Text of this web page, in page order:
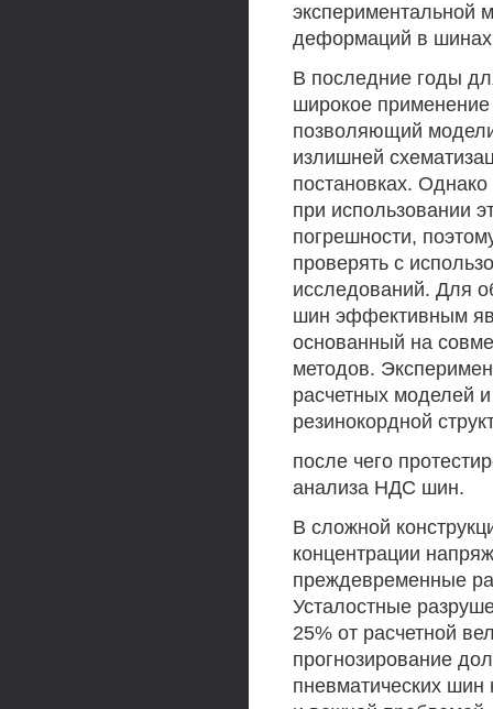
экспериментальной
деформаций в шинах
В последние годы
широкое
позволяющий
излишней
постановках.
при использовании
погрешности,
проверять с
исследований. Для
шин эффективным
основанный на
методов.
расчетных моделей
резинокордной
после чего
анализа НДС шин.
В сложной
концентрации
преждевременные
Усталостные
25% от расчетной
прогнозирование
пневматических шин